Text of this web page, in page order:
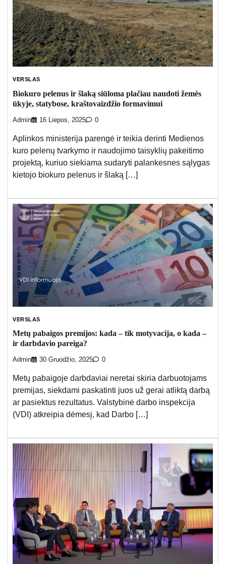
VERSLAS
Biokuro pelenus ir šlaką siūloma plačiau naudoti žemės
ūkyje, statybose, kraštovaizdžio formavimui
Admin 16 Liepos, 2025 0
Aplinkos ministerija parengė ir teikia derinti Medienos
kuro pelenų tvarkymo ir naudojimo taisyklių pakeitimo
projektą, kuriuo siekiama sudaryti palankesnes sąlygas
kietojo biokuro pelenus ir šlaką […]
VERSLAS
Metų pabaigos premijos: kada – tik motyvacija, o kada –
ir darbdavio pareiga?
Admin 30 Gruodžio, 2025 0
Metų pabaigoje darbdaviai neretai skiria darbuotojams
premijas, siekdami paskatinti juos už gerai atliktą darbą
ar pasiektus rezultatus. Valstybinė darbo inspekcija
(VDI) atkreipia dėmesį, kad Darbo […]